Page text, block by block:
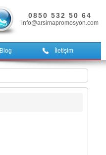
0850 532 50 64
info@arsimapromosyon.com
Blog İletişim